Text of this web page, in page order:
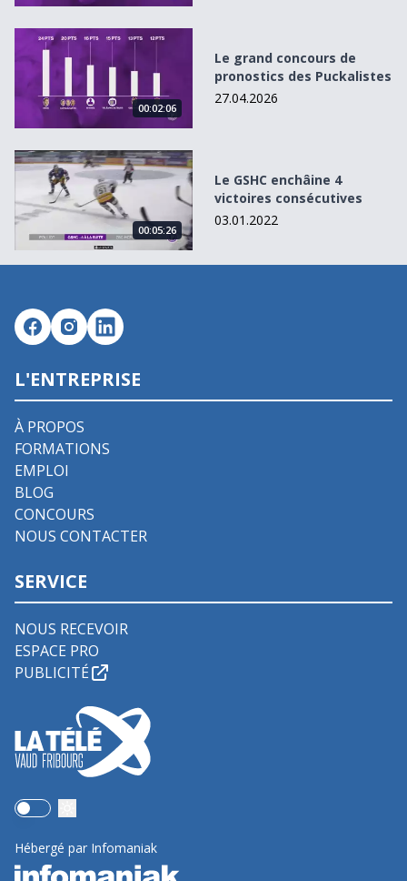
Le grand concours de pronostics des Puckalistes
00:02:06
Le grand concours de
pronostics des Puckalistes
27.04.2026
Le GSHC enchâine 4 victoires consécutives
00:05:26
Le GSHC enchâine 4
victoires consécutives
03.01.2022
L'ENTREPRISE
À PROPOS
FORMATIONS
EMPLOI
BLOG
CONCOURS
NOUS CONTACTER
SERVICE
NOUS RECEVOIR
ESPACE PRO
PUBLICITÉ
Use setting
Hébergé par Infomaniak